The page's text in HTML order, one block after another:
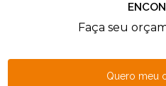
Faça seu
Quero meu